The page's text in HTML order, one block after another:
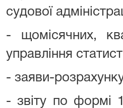
судової
- щомісячних,
управління
- заяви-
- звіту по формі